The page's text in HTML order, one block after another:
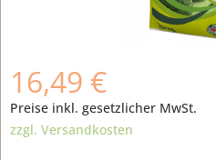
16,49 €
Preise inkl. gesetzlicher MwSt.
zzgl. Versandkosten